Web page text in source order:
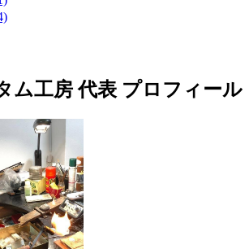
ム工房 代表 プロフィール